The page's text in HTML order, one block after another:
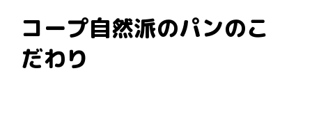
コープ自然派のパンのこ
だわり